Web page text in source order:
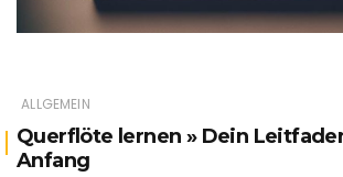
ALLGEMEIN
Querflöte lernen » Dein
Anfang